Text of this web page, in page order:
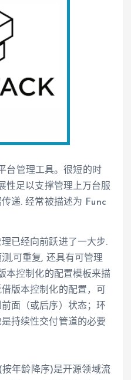
台管理工具。很短的时
性足以支撑管理上万台服
递. 经常被描述为 Func
已经向前跃进了一大步.
,可重复, 还具有可管理
本控制化的配置模板来描
版本控制化的配置，可
面（或后序）状态；环
持续性交付管道的必要
年龄降序)是开源领域流